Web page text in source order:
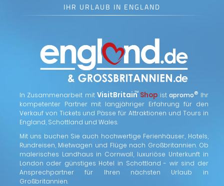
IHR URLAUB IN ENGLAND
In Zusammenarbeit mitVisitBritain
™ Shop istapromo® Ihr
kompetenter Partner mit langjähriger Erfahrung für den
Verkauf von Tickets und Pässe für Attraktionen und Tours in
England, Schottland und Wales.
Mit uns buchen Sie auch hochwertige Ferienhäuser, Hotels,
Rundreisen, Mietwagen und Flüge nach Großbritannien. Ob
malerisches Landhaus in Cornwall, luxuriöse Unterkunft in
London oder günstiges Hotel in Schottland - wir sind der
Ansprechpartner für Ihren nächsten Urlaub in
Großbritannien.